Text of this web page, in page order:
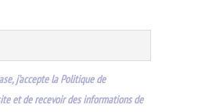
j’accepte la Politique de
et de recevoir des informations de